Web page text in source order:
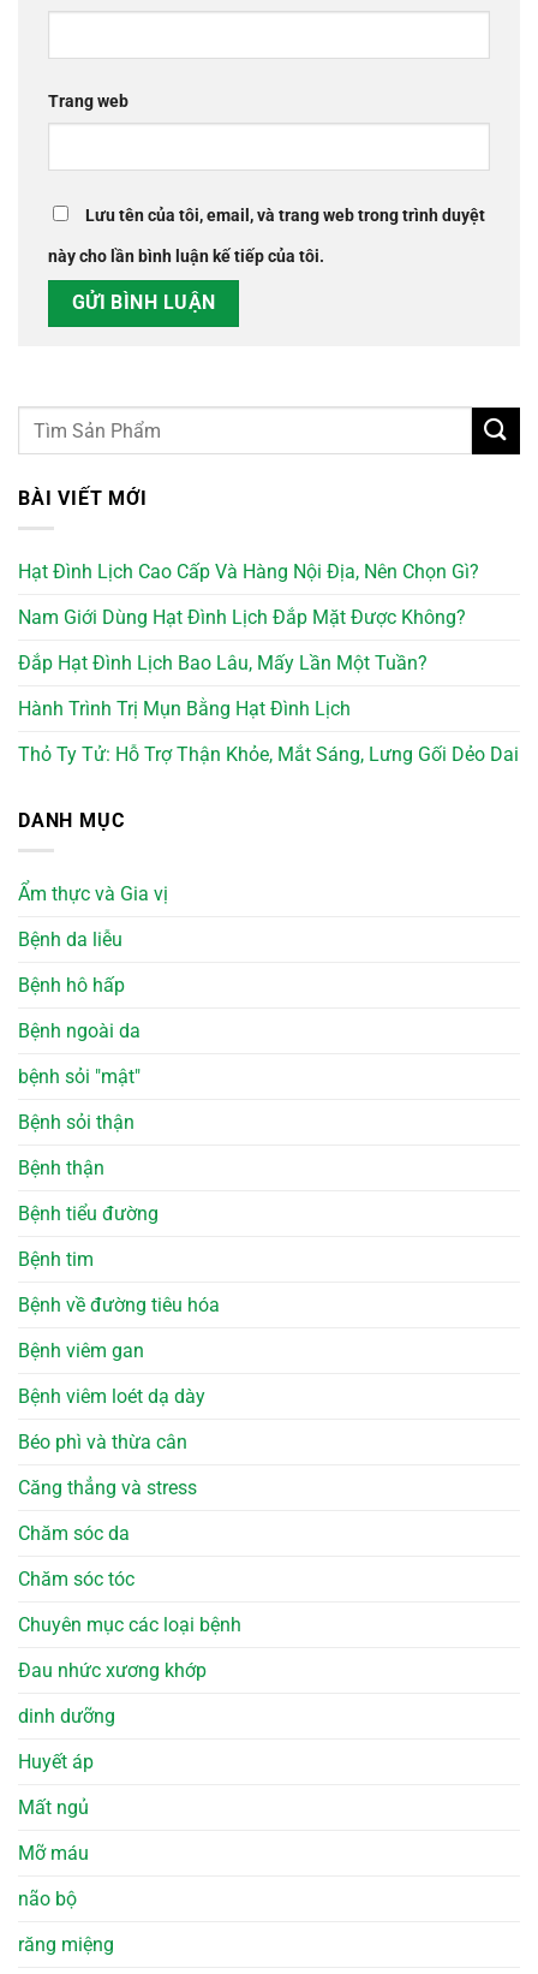
Trang web
Lưu tên của tôi, email, và trang web trong trình duyệt
này cho lần bình luận kế tiếp của tôi.
BÀI VIẾT MỚI
Hạt Đình Lịch Cao Cấp Và Hàng Nội Địa, Nên Chọn Gì?
Nam Giới Dùng Hạt Đình Lịch Đắp Mặt Được Không?
Đắp Hạt Đình Lịch Bao Lâu, Mấy Lần Một Tuần?
Hành Trình Trị Mụn Bằng Hạt Đình Lịch
Thỏ Ty Tử: Hỗ Trợ Thận Khỏe, Mắt Sáng, Lưng Gối Dẻo Dai
DANH MỤC
Ẩm thực và Gia vị
Bệnh da liễu
Bệnh hô hấp
Bệnh ngoài da
bệnh sỏi "mật"
Bệnh sỏi thận
Bệnh thận
Bệnh tiểu đường
Bệnh tim
Bệnh về đường tiêu hóa
Bệnh viêm gan
Bệnh viêm loét dạ dày
Béo phì và thừa cân
Căng thẳng và stress
Chăm sóc da
Chăm sóc tóc
Chuyên mục các loại bệnh
Đau nhức xương khớp
dinh dưỡng
Huyết áp
Mất ngủ
Mỡ máu
não bộ
răng miệng